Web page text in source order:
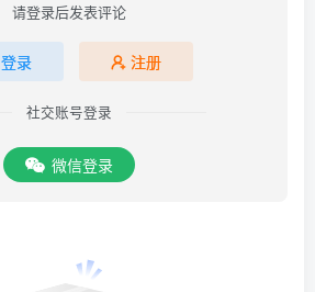
请登录后发表评论
登录 注册
社交账号登录
微信登录